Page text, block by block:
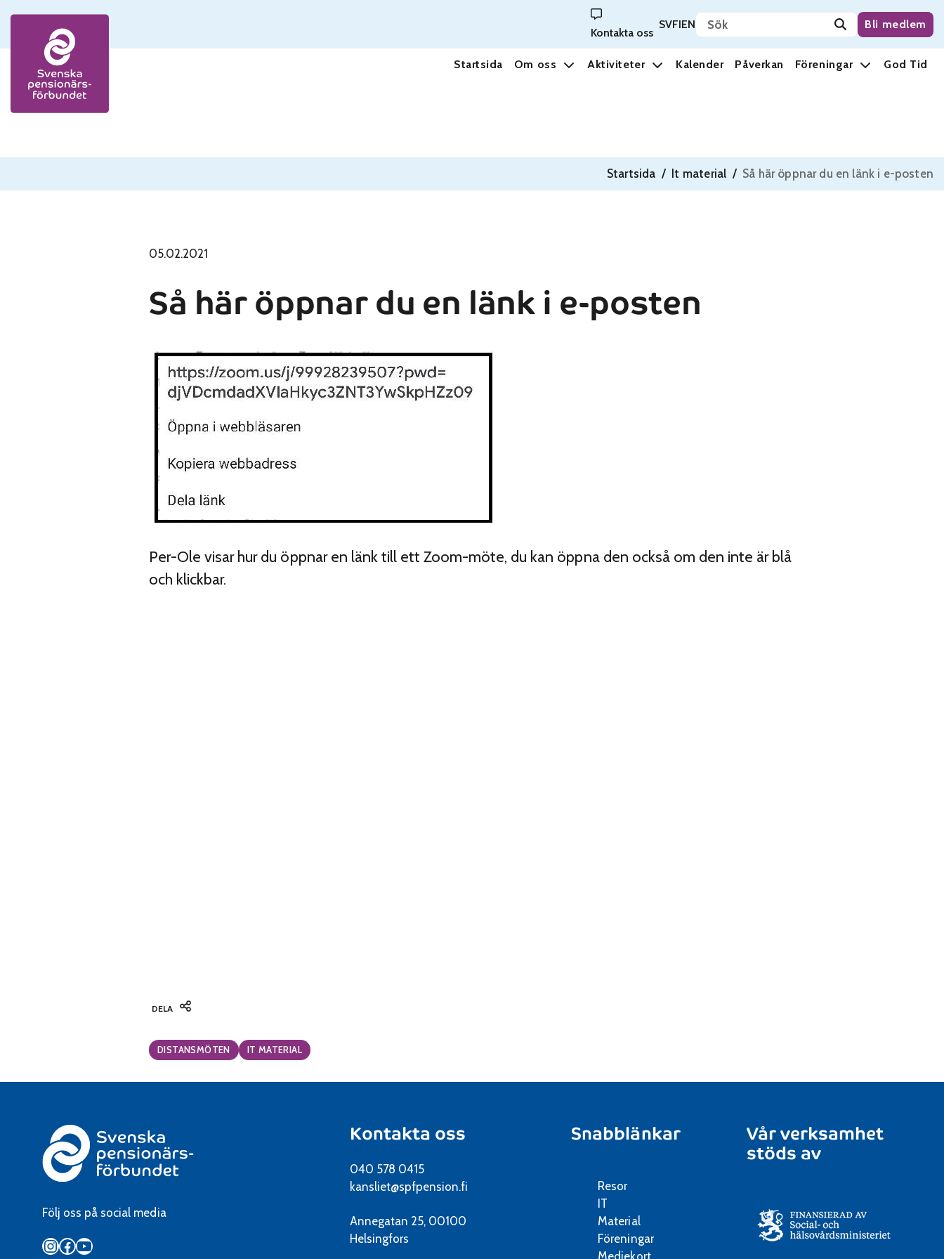
Skip to content
Kontakta oss
Svenska
SVSuomi
FIEnglish
ENSök på sidan Bli medlem
Startsida Om oss Aktiviteter Kalender Påverkan Föreningar God Tid
Startsida / It material / Så här öppnar du en länk i e-posten
05.02.2021
Så här öppnar du en länk i e-posten
Per-Ole visar hur du öppnar en länk till ett Zoom-möte, du kan öppna den också om den inte är blå
och klickbar.
DELA
DISTANSMÖTEN IT MATERIAL
Följ oss på social media
Instagram
Facebook
YouTube
Kontakta oss
040 578 0415
kansliet@spfpension.fi
Annegatan 25, 00100
Helsingfors
Snabblänkar
Resor
IT
Material
Föreningar
Mediekort
Vår verksamhet
stöds av